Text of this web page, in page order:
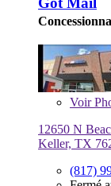
Voir
12650 N
Keller, TX
(817)